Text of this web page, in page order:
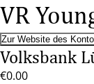
VR
Zur Website des
Volksbank
€0.00